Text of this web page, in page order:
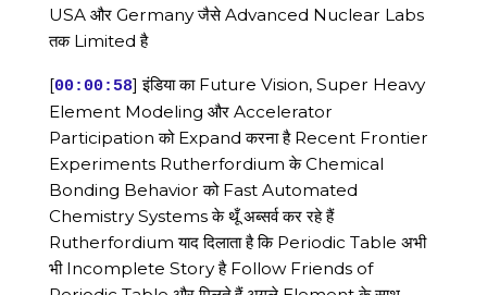
USA और Germany जैसे Advanced Nuclear Labs
तक Limited है
[00:00:58] इंडिया का Future Vision, Super Heavy
Element Modeling और Accelerator
Participation को Expand करना है Recent Frontier
Experiments Rutherfordium के Chemical
Bonding Behavior को Fast Automated
Chemistry Systems के थूँ अब्सर्व कर रहे हैं
Rutherfordium याद दिलाता है कि Periodic Table अभी
भी Incomplete Story है Follow Friends of